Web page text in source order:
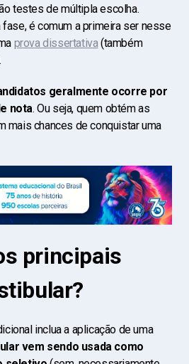
testes de múltipla escolha.
fase, é comum a primeira ser nesse
prova dissertativa(também
geralmente ocorre por
nota. Ou seja, quem obtém as
mais chances de conquistar uma
principais
inclua a aplicação de uma
vem sendo usada como